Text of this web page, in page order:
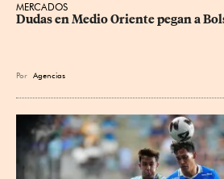
MERCADOS
Dudas en Medio Oriente pegan a
Por Agencias